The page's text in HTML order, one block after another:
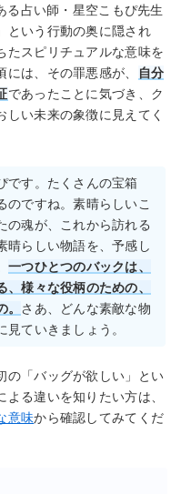
る占い師・星空こもぴ先生
という行動の奥に隠され
たスピリチュアルな意味を
は、その罪悪感が、
自分
であったことに気づき、ク
しい未来の象徴に見えてく
です。たくさんの宝箱
のですね。素晴らしいこ
の魂が、これから訪れる
晴らしい物語を、予感し
一つひとつのバックは、
様々な役柄のための、
さあ、どんな素敵な物
ていきましょう。
の「バッグが欲しい」とい
る違いを知りたい方は、
意味から確認してみてくだ